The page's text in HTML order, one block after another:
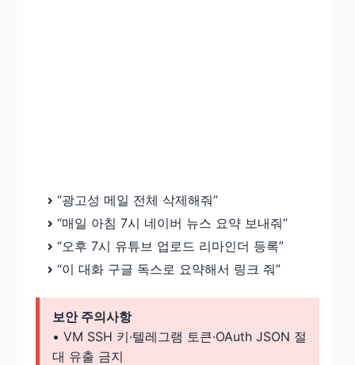
“광고성 메일 전체 삭제해줘”
“매일 아침 7시 네이버 뉴스 요약 보내줘”
“오후 7시 유튜브 업로드 리마인더 등록”
“이 대화 구글 독스로 요약해서 링크 줘”
보안 주의사항
• VM SSH 키·텔레그램 토큰·OAuth JSON 절
대 유출 금지